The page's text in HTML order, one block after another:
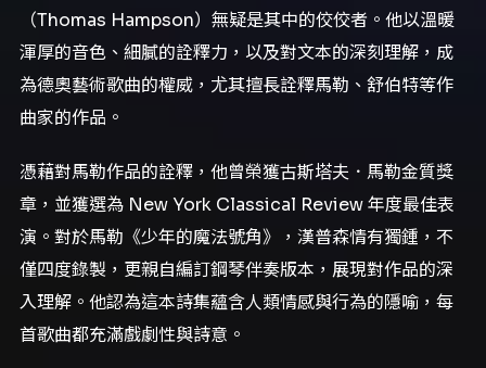
（Thomas Hampson）無疑是其中的佼佼者。他以溫暖
渾厚的音色、細膩的詮釋力，以及對文本的深刻理解，成
為德奧藝術歌曲的權威，尤其擅長詮釋馬勒、舒伯特等作
曲家的作品。
憑藉對馬勒作品的詮釋，他曾榮獲古斯塔夫．馬勒金質獎
章，並獲選為 New York Classical Review 年度最佳表
演。對於馬勒《少年的魔法號角》，漢普森情有獨鍾，不
僅四度錄製，更親自編訂鋼琴伴奏版本，展現對作品的深
入理解。他認為這本詩集蘊含人類情感與行為的隱喻，每
首歌曲都充滿戲劇性與詩意。